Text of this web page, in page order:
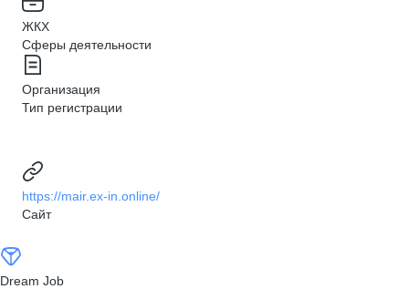
ЖКХ
Сферы деятельности
Организация
Тип регистрации
https://mair.ex-in.online/
Сайт
Dream Job